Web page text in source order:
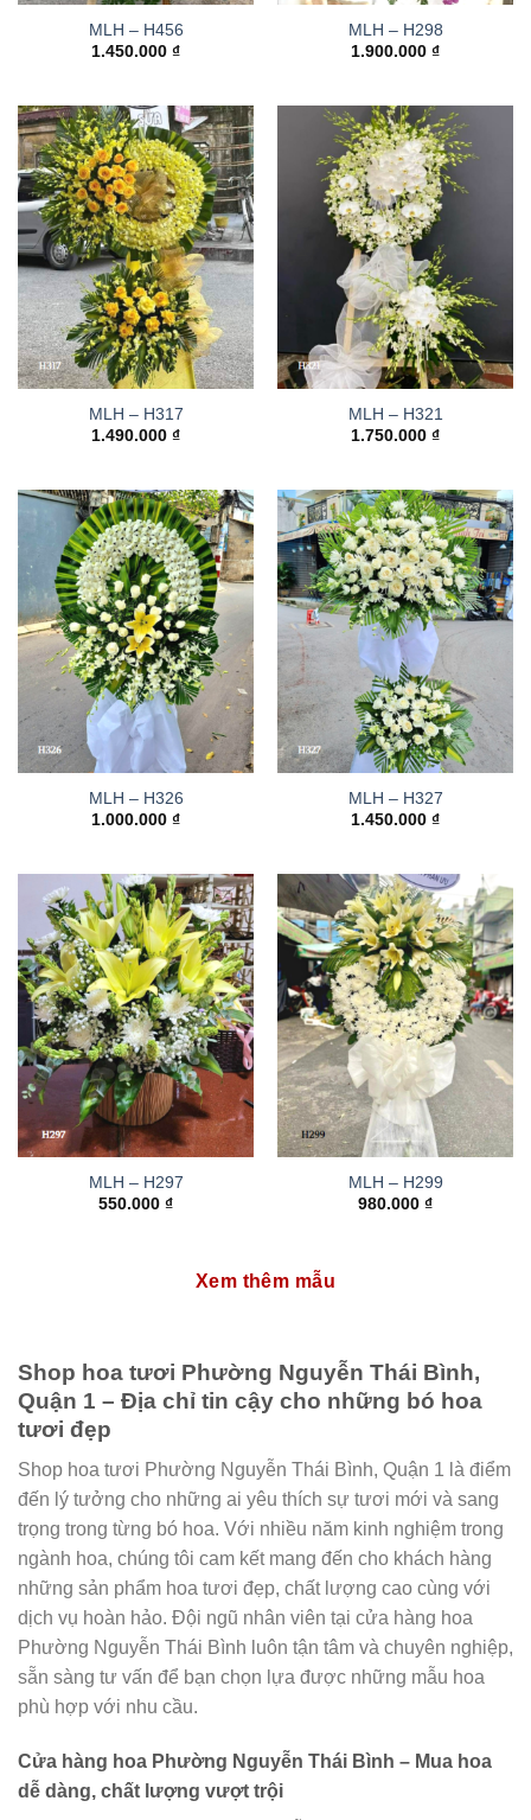
MLH – H456
1.450.000 ₫
MLH – H298
1.900.000 ₫
MLH – H317
1.490.000 ₫
MLH – H321
1.750.000 ₫
MLH – H326
1.000.000 ₫
MLH – H327
1.450.000 ₫
MLH – H297
550.000 ₫
MLH – H299
980.000 ₫
Xem thêm mẫu
Shop hoa tươi Phường Nguyễn Thái Bình,
Quận 1 – Địa chỉ tin cậy cho những bó hoa
tươi đẹp
Shop hoa tươi Phường Nguyễn Thái Bình, Quận 1 là điểm
đến lý tưởng cho những ai yêu thích sự tươi mới và sang
trọng trong từng bó hoa. Với nhiều năm kinh nghiệm trong
ngành hoa, chúng tôi cam kết mang đến cho khách hàng
những sản phẩm hoa tươi đẹp, chất lượng cao cùng với
dịch vụ hoàn hảo. Đội ngũ nhân viên tại cửa hàng hoa
Phường Nguyễn Thái Bình luôn tận tâm và chuyên nghiệp,
sẵn sàng tư vấn để bạn chọn lựa được những mẫu hoa
phù hợp với nhu cầu.
Cửa hàng hoa Phường Nguyễn Thái Bình – Mua hoa
dễ dàng, chất lượng vượt trội